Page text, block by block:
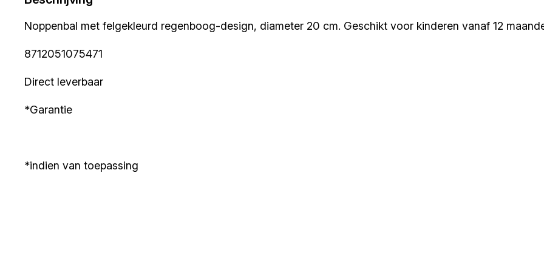
Noppenbal met felgekleurd regenboog-design, diameter 20 cm. Geschikt voor kinderen vanaf 12
8712051075471
Direct leverbaar
*Garantie
*indien van toepassing